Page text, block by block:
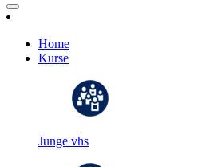
Home
Kurse
Junge vhs